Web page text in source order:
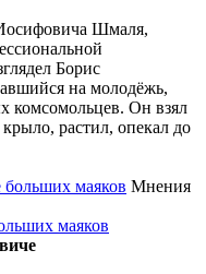
Шмаля,
Борис
на молодёжь,
комсомольцев. Он взял
растил, опекал до
Мнения
маяков